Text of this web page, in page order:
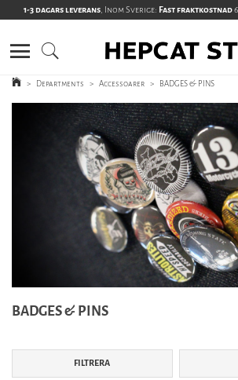
1-3 dagars leverans, Inom Sverige: Fast fraktkostnad
> Departments > Accessoarer > BADGES & PINS
BADGES & PINS
FILTRERA